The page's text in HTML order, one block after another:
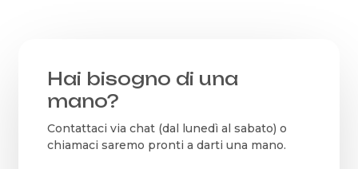
Hai bisogno di una
mano?
Contattaci via chat (dal lunedì al sabato) o
chiamaci saremo pronti a darti una mano.